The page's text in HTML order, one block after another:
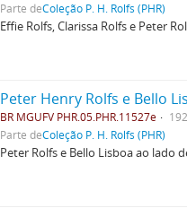
Parte deColeção P. H. Rolfs (PHR)
Effie Rolfs, Clarissa Rolfs e Peter
Peter Henry Rolfs e Bello
BR MGUFV PHR.05.PHR.11527e
Parte deColeção P. H. Rolfs (PHR)
Peter Rolfs e Bello Lisboa ao lado